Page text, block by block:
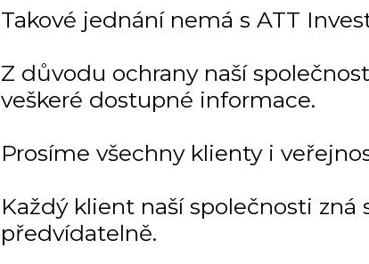
Takové jednání nemá s ATT
Z důvodu ochrany naší
veškeré dostupné informace.
Prosíme všechny klienty i
Každý klient naší společnosti
předvídatelně.